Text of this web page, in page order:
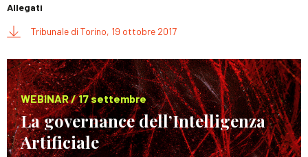
Allegati
Tribunale di Torino, 19 ottobre 2017
WEBINAR / 17 settembre
La governance dell’Intelligenza
Artificiale